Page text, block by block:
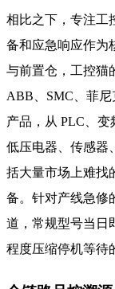
相比之下，专注工
备和应急响应作为
与前置仓，工控猫
ABB、SMC、菲
产品，从 PLC、
低压电器、传感器
括大量市场上难找
备。针对产线急修
道，常规型号当日
程度压缩停机等待